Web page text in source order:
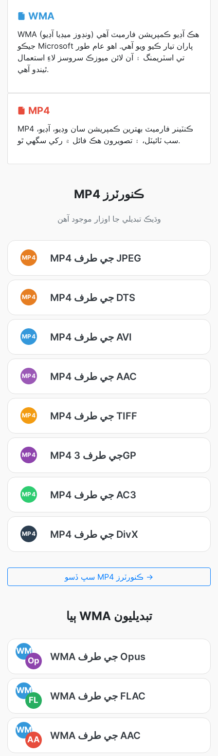
WMA
WMA (ونڊوز ميڊيا آڊيو) هڪ آڊيو ڪمپريشن فارميٽ آهي
جيڪو Microsoft پاران تيار ڪيو ويو آهي. اهو عام طور
تي اسٽريمنگ ۽ آن لائن ميوزڪ سروسز لاءِ استعمال
ٿيندو آهي.
MP4
MP4 ڪنٽينر فارميٽ بهترين ڪمپريشن سان وڊيو، آڊيو،
سب ٽائيٽل، ۽ تصويرون هڪ فائل ۾ رکي سگهي ٿو.
MP4 ڪنورٽرز
وڌيڪ تبديلي جا اوزار موجود آهن
MP4 MP4 جي طرف JPEG
MP4 MP4 جي طرف DTS
MP4 MP4 جي طرف AVI
MP4 MP4 جي طرف AAC
MP4 MP4 جي طرف TIFF
MP4 MP4 جي طرف 3GP
MP4 MP4 جي طرف AC3
MP4 MP4 جي طرف DivX
سڀ ڏسو MP4 ڪنورٽرز →
ٻيا WMA تبديليون
WM
Op
WMA جي طرف Opus
WM
FL
WMA جي طرف FLAC
WM
AA
WMA جي طرف AAC